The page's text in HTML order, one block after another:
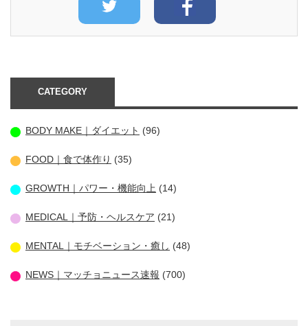
CATEGORY
BODY MAKE｜ダイエット (96)
FOOD｜食で体作り (35)
GROWTH｜パワー・機能向上 (14)
MEDICAL｜予防・ヘルスケア (21)
MENTAL｜モチベーション・癒し (48)
NEWS｜マッチョニュース速報 (700)